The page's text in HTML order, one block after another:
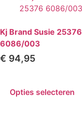
Kj Brand Susie 25376
6086/003
€ 94,95
Opties selecteren